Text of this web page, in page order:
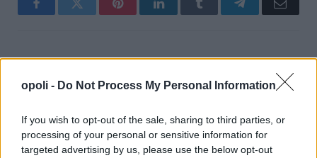
opoli - Do Not Process My Personal Information
If you wish to opt-out of the sale, sharing to third parties, or
processing of your personal or sensitive information for
targeted advertising by us, please use the below opt-out
FacebookTwitter PinterestLinkedInTumblr TelegramEmail
PREVIOUS ARTICLE
Το 7ο Δημοτικό Σχολείο
Νορμανδία
NEXT ARTICLE
Βέροια: Προκήρυξη Θέσης